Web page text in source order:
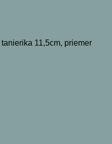
11,5cm, priemer